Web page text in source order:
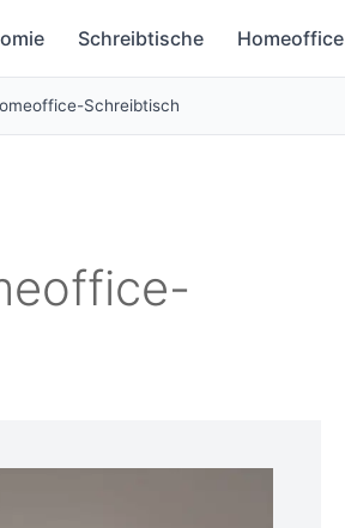
Schreibtische Homeoffice
Schreibtisch